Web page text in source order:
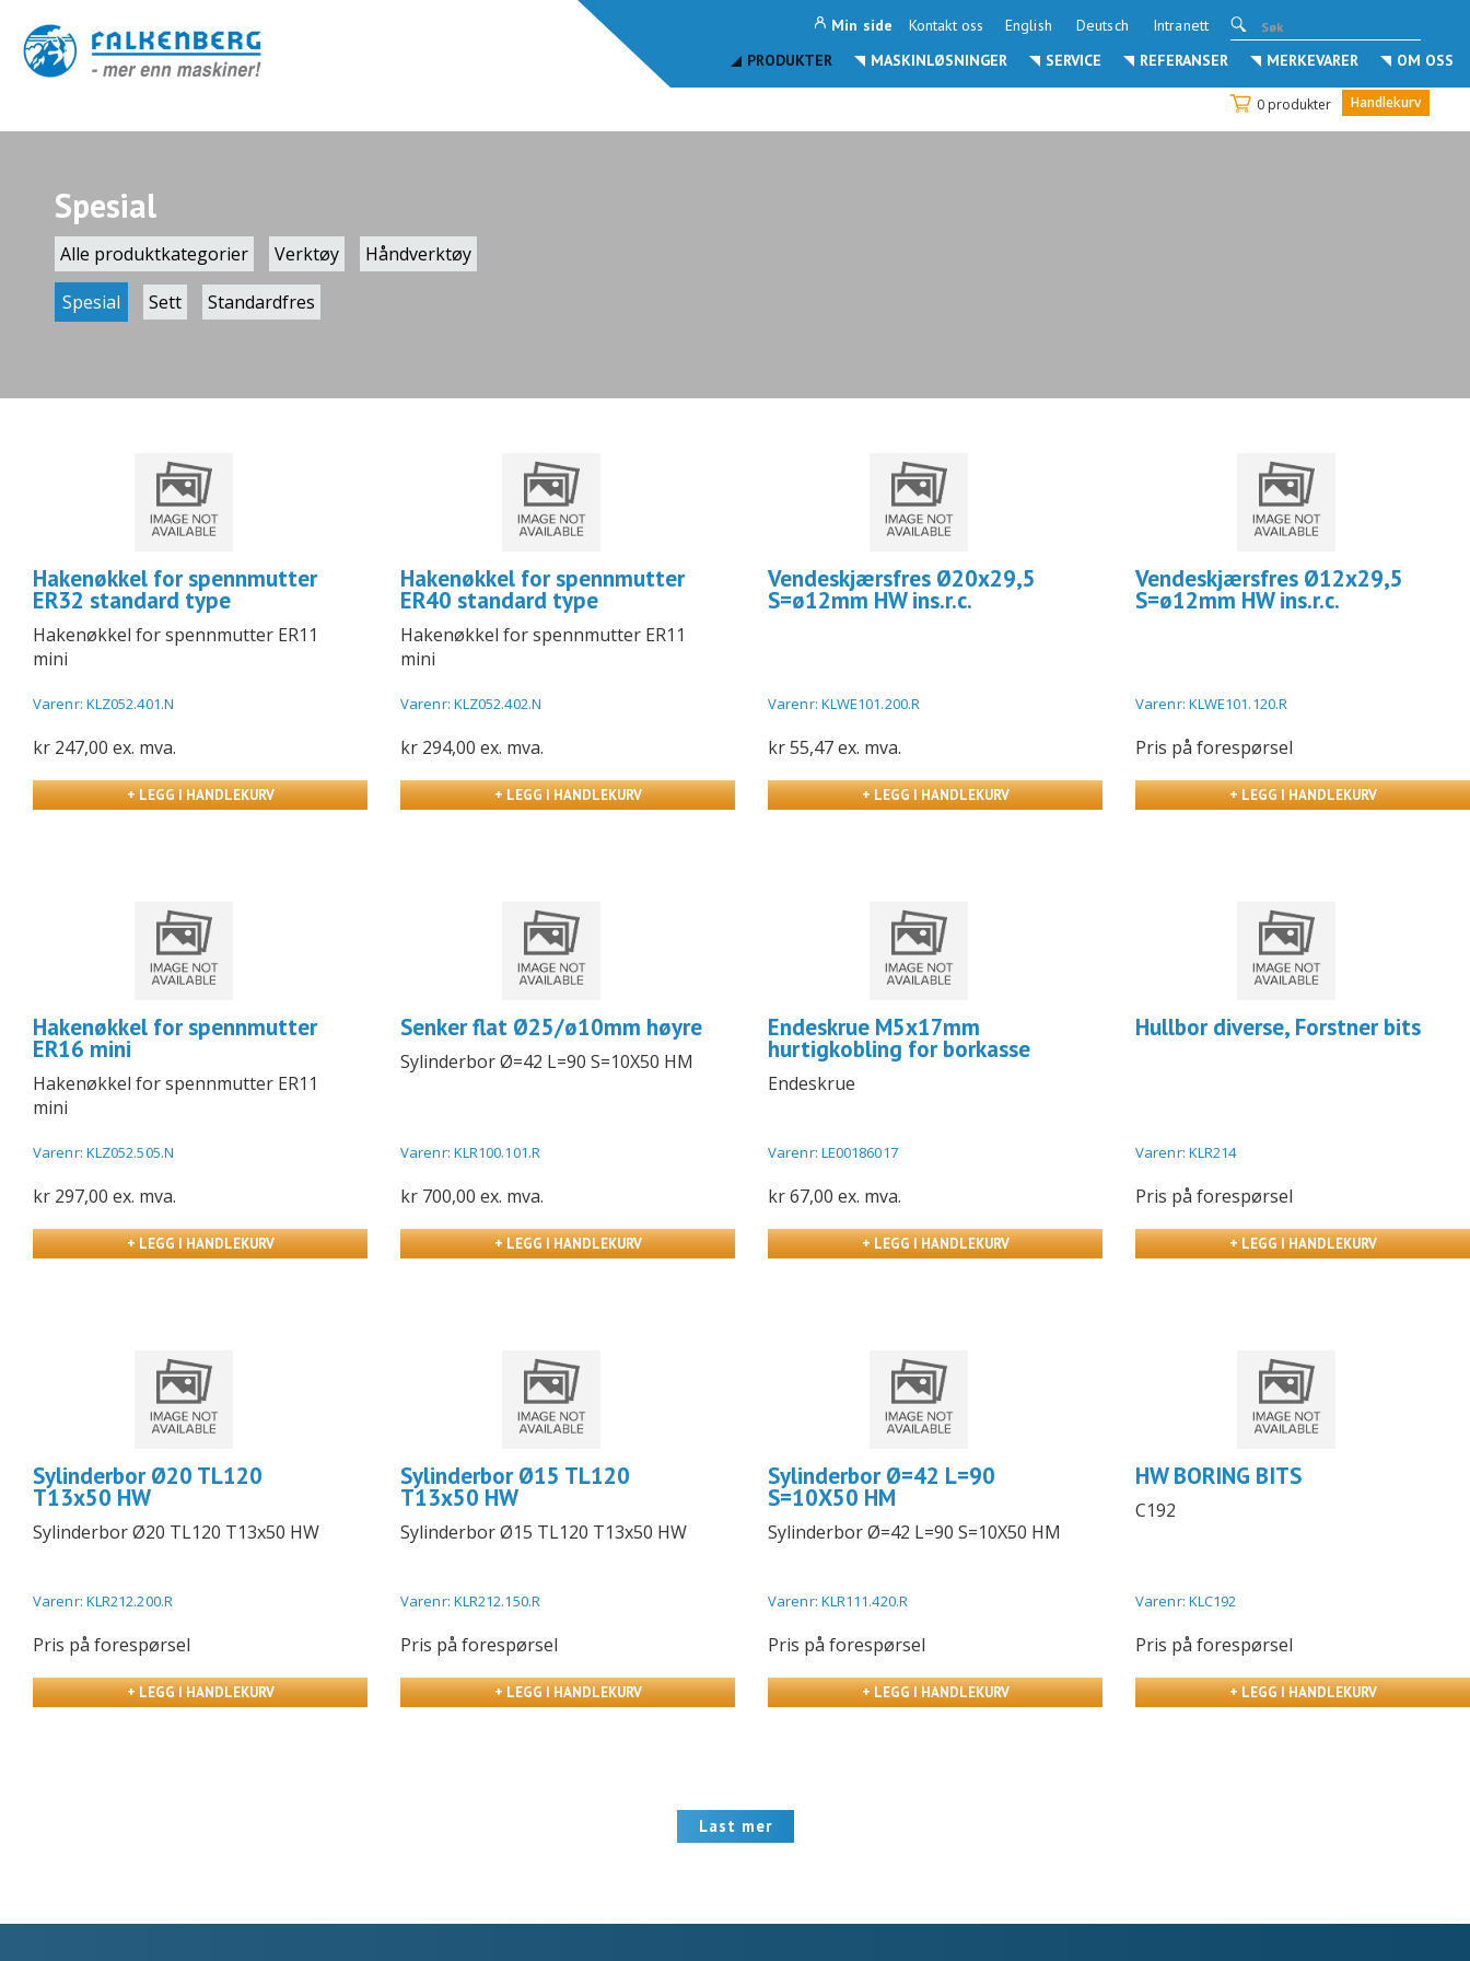
English Deutsch Intranett
Kontakt oss
Min side
PRODUKTER
MASKINLØSNINGER SERVICE REFERANSER MERKEVARER OM OSS
0 produkter Handlekurv
Spesial
Alle produktkategorier Verktøy
Håndverktøy
Spesial
Sett Standardfres
Hakenøkkel for spennmutter
ER32 standard type
Hakenøkkel for spennmutter ER11
mini
Varenr: KLZ052.401.N
kr 247,00 ex. mva.
+ LEGG I HANDLEKURV
Hakenøkkel for spennmutter
ER40 standard type
Hakenøkkel for spennmutter ER11
mini
Varenr: KLZ052.402.N
kr 294,00 ex. mva.
+ LEGG I HANDLEKURV
Vendeskjærsfres Ø20x29,5
S=ø12mm HW ins.r.c.
Varenr: KLWE101.200.R
kr 55,47 ex. mva.
+ LEGG I HANDLEKURV
Vendeskjærsfres Ø12x29,5
S=ø12mm HW ins.r.c.
Varenr: KLWE101.120.R
Pris på forespørsel
+ LEGG I HANDLEKURV
Hakenøkkel for spennmutter
ER16 mini
Hakenøkkel for spennmutter ER11
mini
Varenr: KLZ052.505.N
kr 297,00 ex. mva.
+ LEGG I HANDLEKURV
Senker flat Ø25/ø10mm høyre
Sylinderbor Ø=42 L=90 S=10X50 HM
Varenr: KLR100.101.R
kr 700,00 ex. mva.
+ LEGG I HANDLEKURV
Endeskrue M5x17mm
hurtigkobling for borkasse
Endeskrue
Varenr: LE00186017
kr 67,00 ex. mva.
+ LEGG I HANDLEKURV
Hullbor diverse, Forstner bits
Varenr: KLR214
Pris på forespørsel
+ LEGG I HANDLEKURV
Sylinderbor Ø20 TL120
T13x50 HW
Sylinderbor Ø20 TL120 T13x50 HW
Varenr: KLR212.200.R
Pris på forespørsel
+ LEGG I HANDLEKURV
Sylinderbor Ø15 TL120
T13x50 HW
Sylinderbor Ø15 TL120 T13x50 HW
Varenr: KLR212.150.R
Pris på forespørsel
+ LEGG I HANDLEKURV
Sylinderbor Ø=42 L=90
S=10X50 HM
Sylinderbor Ø=42 L=90 S=10X50 HM
Varenr: KLR111.420.R
Pris på forespørsel
+ LEGG I HANDLEKURV
HW BORING BITS
C192
Varenr: KLC192
Pris på forespørsel
+ LEGG I HANDLEKURV